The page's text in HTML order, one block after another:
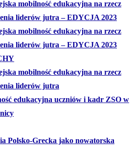
mobilność edukacyjna na rzecz
liderów jutra – EDYCJA 2023
mobilność edukacyjna na rzecz
liderów jutra – EDYCJA 2023
mobilność edukacyjna na rzecz
liderów jutra
edukacyjna uczniów i kadr ZSO w
Polsko-Grecka jako nowatorska